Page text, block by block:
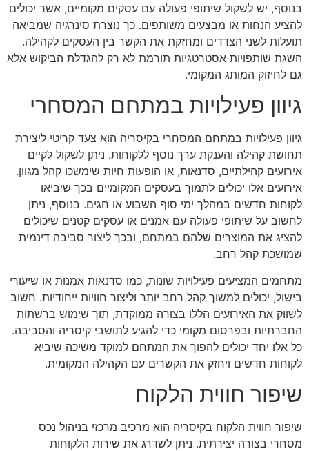
בנוסף, יש לשקול שיתופי פעולה עם עסקים מקומיים, אשר יכולים
להציע הנחות או מבצעים משותפים. כך נוצרת סינרגיה שמביאה
תועלות לשני הצדדים ומחזקת את הקשר בין העסקים לקהילה.
השגת שותפויות אסטרטגיות תורמת לא רק להגדלת הביקוש אלא
גם לחיזוק המותג המקומי.
גיוון פעילויות במתחם המסחרי
גיוון פעילויות במתחם המסחרי בקיסריה הוא צעד קריטי ליצירת
תחושת קהילה והענקת ערך נוסף ללקוחות. ניתן לשקול לקיים
אירועים קהילתיים, סדנאות, או הופעות חיות שימשכו קהל מגוון.
אירועים אלו יכולים לתמוך בעסקים המקומיים בכך שיביאו
לקוחות חדשים במהלך ימי סוף השבוע או חגים. בנוסף, ניתן
לחשוב על שיתופי פעולה עם אמנים או עסקים קטנים שיכולים
להציג את המוצרים שלהם במתחם, ובכך ליצור סביבה דינמית
שמושכת קהל רחב.
מתחמים המציעים פעילויות שונות, כמו סדנאות אמנות או שיעורי
בישול, יכולים למשוך קהל רחב יותר וליצור חוויות ייחודיות. חשוב
לשווק את האירועים הללו בצורה ממוקדת, תוך שימוש ברשתות
החברתיות ובפרסום מקומי כדי להגיע לתושבי קיסריה והסביבה.
כל אלו יחד יכולים להפוך את המתחם למוקד משיכה שיביא
לקוחות חדשים ויחזק את הקשרים עם הקהילה המקומית.
שיפור חווית הלקוח
שיפור חווית הלקוח בקיסריה הוא מרכיב מרכזי בניהול נכס
מסחרי בצורה יצירתית. ניתן לשדרג את שירות הלקוחות